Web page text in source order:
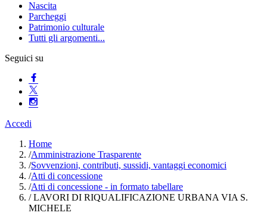
Nascita
Parcheggi
Patrimonio culturale
Tutti gli argomenti...
Seguici su
Accedi
Home
/Amministrazione Trasparente
/Sovvenzioni, contributi, sussidi, vantaggi economici
/Atti di concessione
/Atti di concessione - in formato tabellare
/LAVORI DI RIQUALIFICAZIONE URBANA VIA S.
MICHELE